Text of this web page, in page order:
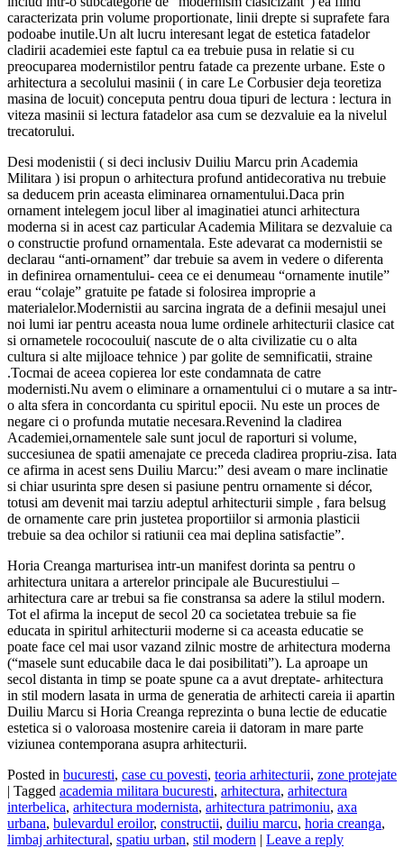
caracterizata prin volume proportionate, linii drepte si suprafete fara
podoabe inutile.Un alt lucru interesant legat de estetica fatadelor
cladirii academiei este faptul ca ea trebuie pusa in relatie si cu
preocuparea modernistilor pentru fatade ca prezente urbane. Este o
arhitectura a secolului masinii ( in care Le Corbusier deja teoretiza
masina de locuit) conceputa pentru doua tipuri de lectura : lectura in
viteza masinii si lectura fatadelor asa cum se dezvaluie ea la nivelul
trecatorului.
Desi modenistii ( si deci inclusiv Duiliu Marcu prin Academia
Militara ) isi propun o arhitectura profund antidecorativa nu trebuie
sa deducem prin aceasta eliminarea ornamentului.Daca prin
ornament intelegem jocul liber al imaginatiei atunci arhitectura
moderna si in acest caz particular Academia Militara se dezvaluie ca
o constructie profund ornamentala. Este adevarat ca modernistii se
declarau “anti-ornament” dar trebuie sa avem in vedere o diferenta
in definirea ornamentului- ceea ce ei denumeau “ornamente inutile”
erau “colaje” gratuite pe fatade si folosirea improprie a
materialelor.Modernistii au sarcina ingrata de a definii mesajul unei
noi lumi iar pentru aceasta noua lume ordinele arhitecturii clasice cat
si ornametele rococoului( nascute de o alta civilizatie cu o alta
cultura si alte mijloace tehnice ) par golite de semnificatii, straine
.Tocmai de aceea copierea lor este condamnata de catre
modernisti.Nu avem o eliminare a ornamentului ci o mutare a sa intr-
o alta sfera in concordanta cu spiritul epocii. Nu este un proces de
negare ci o profunda mutatie necesara.Revenind la cladirea
Academiei,ornamentele sale sunt jocul de raporturi si volume,
succesiunea de spatii amenajate ce preceda cladirea propriu-zisa. Iata
ce afirma in acest sens Duiliu Marcu:” desi aveam o mare inclinatie
si chiar usurinta spre desen si pasiune pentru ornamente si décor,
totusi am devenit mai tarziu adeptul arhitecturii simple , fara belsug
de ornamente care prin justetea proportiilor si armonia plasticii
trebuie sa dea ochilor si ratiunii cea mai deplina satisfactie”.
Horia Creanga marturisea intr-un manifest dorinta sa pentru o
arhitectura unitara a arterelor principale ale Bucurestiului –
arhitectura care ar trebui sa fie constransa sa adere la stilul modern.
Tot el afirma la inceput de secol 20 ca societatea trebuie sa fie
educata in spiritul arhitecturii moderne si ca aceasta educatie se
poate face cel mai usor vazand zilnic mostre de arhitectura moderna
(“masele sunt educabile daca le dai posibilitati”). La aproape un
secol distanta in timp se poate spune ca a avut dreptate- arhitectura
in stil modern lasata in urma de generatia de arhitecti careia ii apartin
Duiliu Marcu si Horia Creanga reprezinta o buna lectie de educatie
estetica si o valoroasa mostenire careia ii datoram in mare parte
viziunea contemporana asupra arhitecturii.
Posted in bucuresti, case cu povesti, teoria arhitecturii, zone protejate
| Tagged academia militara bucuresti, arhitectura, arhitectura
interbelica, arhitectura modernista, arhitectura patrimoniu, axa
urbana, bulevardul eroilor, constructii, duiliu marcu, horia creanga,
limbaj arhitectural, spatiu urban, stil modern | Leave a reply